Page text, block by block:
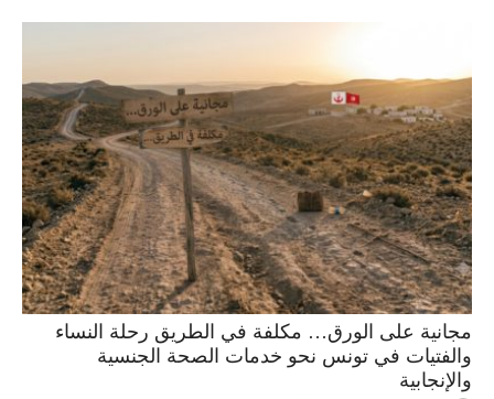
مجانية على الورق… مكلفة في الطريق رحلة النساء
والفتيات في تونس نحو خدمات الصحة الجنسية
والإنجابية